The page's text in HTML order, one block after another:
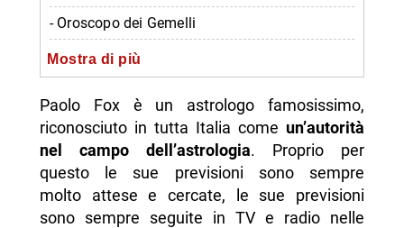
- Oroscopo dei Gemelli
- Oroscopo del Cancro
- Oroscopo della Vergine
- Oroscopo della Bilancia
- Oroscopo dello Scorpione
- Oroscopo del Sagittario
Mostra di più
Paolo Fox è un astrologo famosissimo,
riconosciuto in tutta Italia come un’autorità
nel campo dell’astrologia. Proprio per
questo le sue previsioni sono sempre
molto attese e cercate, le sue previsioni
sono sempre seguite in TV e radio nelle